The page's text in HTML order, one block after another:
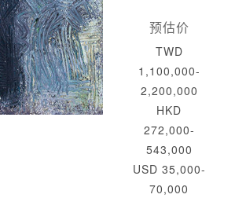
预估价
TWD
1,100,000-
2,200,000
HKD
272,000-
543,000
USD 35,000-
70,000